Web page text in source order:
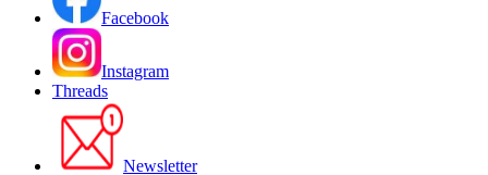
Facebook
Instagram
Threads
Newsletter